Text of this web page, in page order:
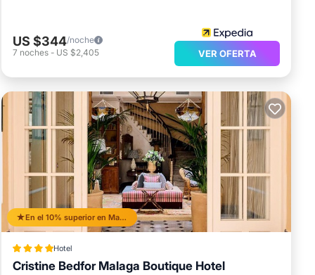
US $344/noche
7 noches - US $2,405 VER OFERTA
En el 10% superior en Malaga Historic Centre
Hotel
Cristine Bedfor Malaga Boutique Hotel